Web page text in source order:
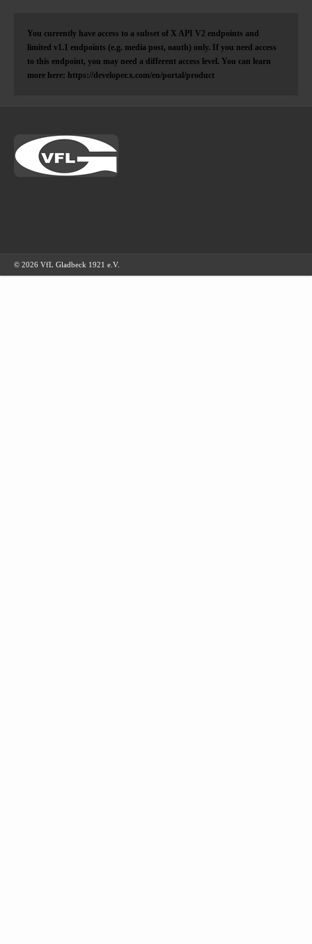
You currently have access to a subset of X API V2 endpoints and
limited v1.1 endpoints (e.g. media post, oauth) only. If you need access
to this endpoint, you may need a different access level. You can learn
more here: https://developer.x.com/en/portal/product
© 2026 VfL Gladbeck 1921 e.V.